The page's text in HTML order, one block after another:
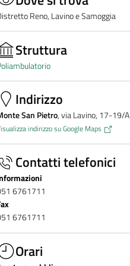
Reno, Lavino e Samoggia
Struttura
Indirizzo
San Pietro, via Lavino, 17-19/A
indirizzo su Google Maps
Contatti telefonici
6761711
6761711
Orari